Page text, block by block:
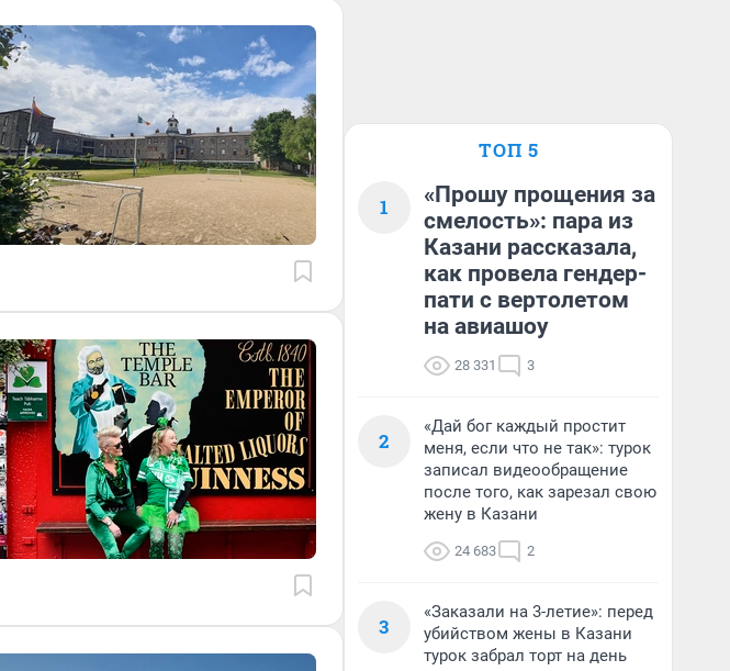
ТОП 5
1
«Прошу прощения за
смелость»: пара из
Казани рассказала,
как провела гендер-
пати с вертолетом
на авиашоу
28 331 3
2
«Дай бог каждый простит
меня, если что не так»: турок
записал видеообращение
после того, как зарезал свою
жену в Казани
24 683 2
3
«Заказали на 3-летие»: перед
убийством жены в Казани
турок забрал торт на день